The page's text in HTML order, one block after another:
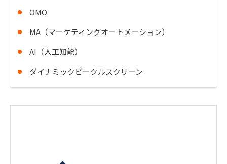
OMO
MA（マーケティングオートメーション）
AI（人工知能）
ダイナミックビークルスクリーン